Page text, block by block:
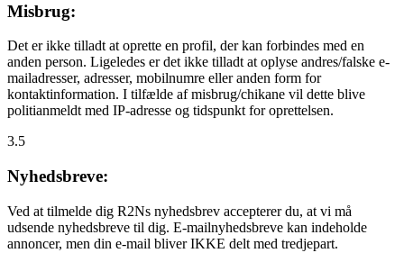
Misbrug:
Det er ikke tilladt at oprette en profil, der kan forbindes med en
anden person. Ligeledes er det ikke tilladt at oplyse andres/falske e-
mailadresser, adresser, mobilnumre eller anden form for
kontaktinformation. I tilfælde af misbrug/chikane vil dette blive
politianmeldt med IP-adresse og tidspunkt for oprettelsen.
3.5
Nyhedsbreve:
Ved at tilmelde dig R2Ns nyhedsbrev accepterer du, at vi må
udsende nyhedsbreve til dig. E-mailnyhedsbreve kan indeholde
annoncer, men din e-mail bliver IKKE delt med tredjepart.